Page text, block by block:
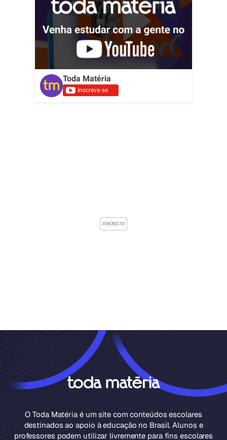
Toda Matéria
Inscreva-se
O Toda Matéria é um site com conteúdos escolares
destinados ao apoio à educação no Brasil. Alunos e
professores podem utilizar livremente para fins escolares